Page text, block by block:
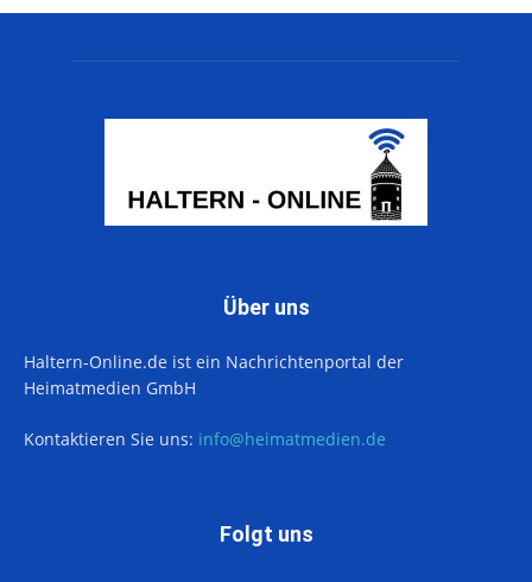
Über uns
Haltern-Online.de ist ein Nachrichtenportal der
Heimatmedien GmbH
Kontaktieren Sie uns: info@heimatmedien.de
Folgt uns